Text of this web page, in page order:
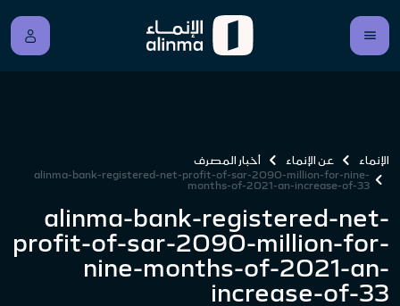
الإنماء عن الإنماء
أخبار المصرف
alinma-bank-registered-net-profit-of-sar-2090-million-for-nine-
months-of-2021-an-increase-of-33
alinma-bank-registered-net-
profit-of-sar-2090-million-for-
nine-months-of-2021-an-
increase-of-33